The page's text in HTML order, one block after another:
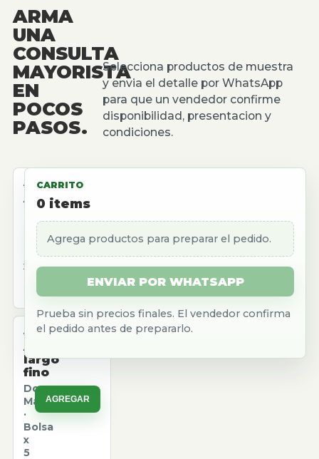
ARMA
UNA
CONSULTA
MAYORISTA
EN
POCOS
PASOS.
Selecciona productos de muestra
y envia el detalle por WhatsApp
para que un vendedor confirme
disponibilidad, presentacion y
condiciones.
ALMACEN
Aceite
girasol
Natura
Caja
x
AGREGAR
ALMACEN
Arroz
largo
fino
Don
Marcos
·
Bolsa
x
5
AGREGAR
CARRITO
0 items
Agrega productos para preparar el pedido.
ENVIAR POR WHATSAPP
Prueba sin precios finales. El vendedor confirma
el pedido antes de prepararlo.